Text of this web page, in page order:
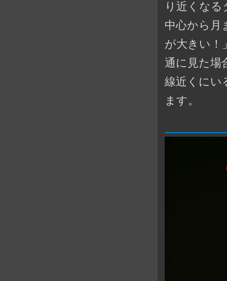
り近くな
中心から月
が大きい！
通に見た場
線近くにい
ます。